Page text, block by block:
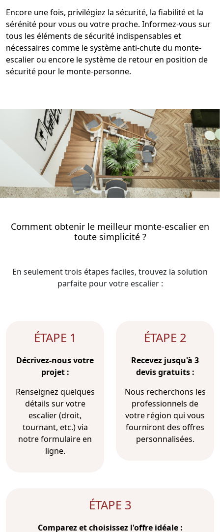
Encore une fois, privilégiez la sécurité, la fiabilité et la
sérénité pour vous ou votre proche. Informez-vous sur
tous les éléments de sécurité indispensables et
nécessaires comme lesystème anti-chute du monte-
escalierou encore lesystème de retour en position de
sécurité pour le monte-personne.
Comment obtenir le meilleur monte-escalier en
toute simplicité ?
En seulement trois étapes faciles, trouvez la solution
parfaite pour votre escalier :
ÉTAPE 1
Décrivez-nous votre
projet :
Renseignez quelques
détails sur votre
escalier (droit,
tournant, etc.) via
notre formulaire en
ligne.
ÉTAPE 2
Recevez jusqu'à 3
devis gratuits :
Nous recherchons les
professionnels de
votre région qui vous
fourniront des offres
personnalisées.
ÉTAPE 3
Comparez et choisissez l'offre idéale :